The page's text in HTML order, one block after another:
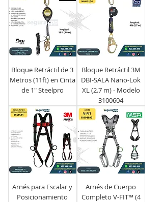
Bloque Retráctil de 3
Metros (11ft) en Cinta
de 1" Steelpro
Bloque Retráctil 3M
DBI-SALA Nano-Lok
XL (2.7 m) - Modelo
3100604
Arnés para Escalar y
Posicionamiento
Arnés de Cuerpo
Completo V-FIT™ (4